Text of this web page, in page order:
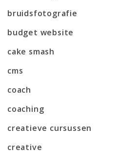
bruidsfotografie
budget website
cake smash
cms
coach
coaching
creatieve cursussen
creative